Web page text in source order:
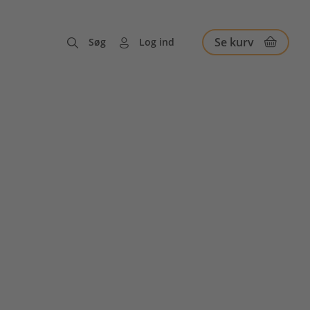
Søg Log ind Se kurv